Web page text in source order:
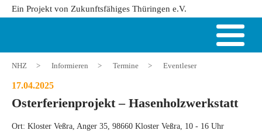
Ein Projekt von Zukunftsfähiges Thüringen e.V.
NHZ > Informieren > Termine > Eventleser
17.04.2025
Osterferienprojekt – Hasenholzwerkstatt
Ort: Kloster Veßra, Anger 35, 98660 Kloster Veßra, 10 - 16 Uhr